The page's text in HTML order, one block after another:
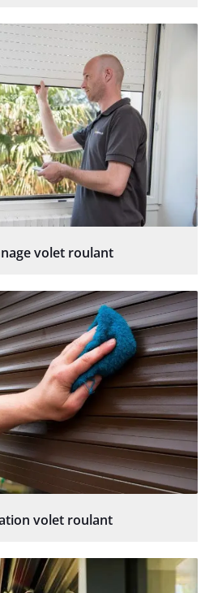
volet roulant
volet roulant